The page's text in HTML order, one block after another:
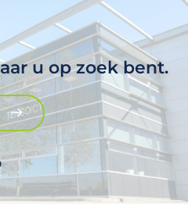
u op zoek bent.